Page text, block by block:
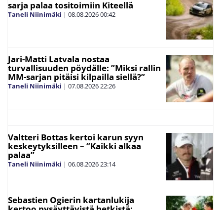
sarja palaa tositoimiin Kiteellä
Taneli Niinimäki | 08.08.202600:42
Jari-Matti Latvala nostaa
turvallisuuden pöydälle: ”Miksi rallin
MM-sarjan pitäisi kilpailla siellä?”
Taneli Niinimäki | 07.08.202622:26
Valtteri Bottas kertoi karun syyn
keskeytyksilleen – ”Kaikki alkaa
palaa”
Taneli Niinimäki | 06.08.202623:14
Sebastien Ogierin kartanlukija